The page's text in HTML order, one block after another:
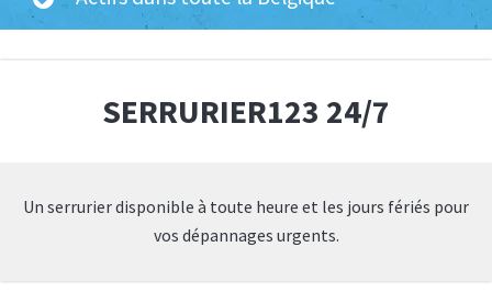
SERRURIER123 24/7
Un serrurier disponible à toute heure et les jours fériés pour
vos dépannages urgents.